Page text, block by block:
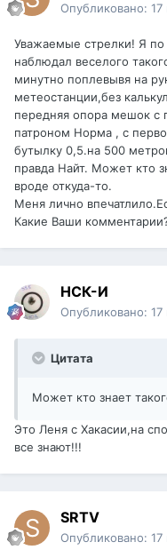
Опубликовано: 17
Уважаемые стрелки! Я по
наблюдал веселого
минутно поплевывя на
метеостанции,без
передняя опора мешок с
патроном Норма , с
бутылку 0,5.на 500
правда Найт. Может кто
вроде откуда-то.
Меня лично
Какие Ваши
НСК-И
Опубликовано: 17
Цитата
Может кто знает
Это Леня с Хакасии,на
все знают!!!
SRTV
Опубликовано: 17